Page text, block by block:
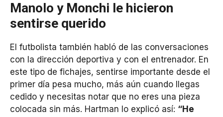
Manolo y Monchi le hicieron
sentirse querido
El futbolista también habló de las conversaciones
con la dirección deportiva y con el entrenador. En
este tipo de fichajes, sentirse importante desde el
primer día pesa mucho, más aún cuando llegas
cedido y necesitas notar que no eres una pieza
colocada sin más. Hartman lo explicó así: “He